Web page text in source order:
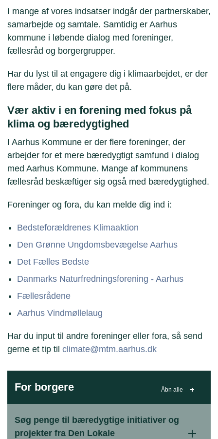
I mange af vores indsatser indgår der partnerskaber,
samarbejde og samtale. Samtidig er Aarhus
kommune i løbende dialog med foreninger,
fællesråd og borgergrupper.
Har du lyst til at engagere dig i klimaarbejdet, er der
flere måder, du kan gøre det på.
Vær aktiv i en forening med fokus på
klima og bæredygtighed
I Aarhus Kommune er der flere foreninger, der
arbejder for et mere bæredygtigt samfund i dialog
med Aarhus Kommune. Mange af kommunens
fællesråd beskæftiger sig også med bæredygtighed.
Foreninger og fora, du kan melde dig ind i:
Bedsteforældrenes Klimaaktion
Den Grønne Ungdomsbevægelse Aarhus
Det Fælles Bedste
Danmarks Naturfredningsforening - Aarhus
Fællesrådene
Aarhus Vindmøllelaug
Har du input til andre foreninger eller fora, så send
gerne et tip til climate@mtm.aarhus.dk
For borgere Åbn alle
Søg penge til bæredygtige initiativer og
projekter fra Den Lokale